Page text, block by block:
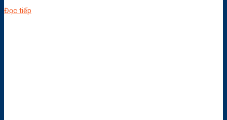
Đọc tiếp